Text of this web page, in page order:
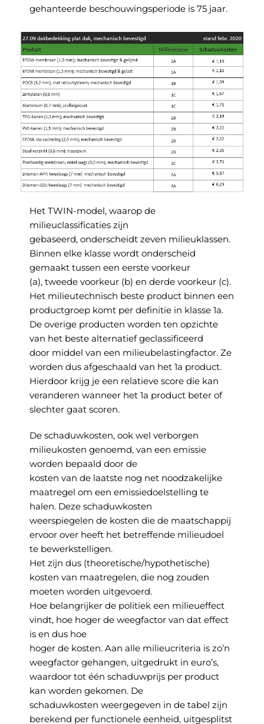
gehanteerde beschouwingsperiode is 75 jaar.
Het TWIN-model, waarop de
milieuclassificaties zijn
gebaseerd, onderscheidt zeven milieuklassen.
Binnen elke klasse wordt onderscheid
gemaakt tussen een eerste voorkeur
(a), tweede voorkeur (b) en derde voorkeur (c).
Het milieutechnisch beste product binnen een
productgroep komt per definitie in klasse 1a.
De overige producten worden ten opzichte
van het beste alternatief geclassificeerd
door middel van een milieubelastingfactor. Ze
worden dus afgeschaald van het 1a product.
Hierdoor krijg je een relatieve score die kan
veranderen wanneer het 1a product beter of
slechter gaat scoren.
De schaduwkosten, ook wel verborgen
milieukosten genoemd, van een emissie
worden bepaald door de
kosten van de laatste nog net noodzakelijke
maatregel om een emissiedoelstelling te
halen. Deze schaduwkosten
weerspiegelen de kosten die de maatschappij
ervoor over heeft het betreffende milieudoel
te bewerkstelligen.
Het zijn dus (theoretische/hypothetische)
kosten van maatregelen, die nog zouden
moeten worden uitgevoerd.
Hoe belangrijker de politiek een milieueffect
vindt, hoe hoger de weegfactor van dat effect
is en dus hoe
hoger de kosten. Aan alle milieucriteria is zo’n
weegfactor gehangen, uitgedrukt in euro’s,
waardoor tot één schaduwprijs per product
kan worden gekomen. De
schaduwkosten weergegeven in de tabel zijn
berekend per functionele eenheid, uitgesplitst